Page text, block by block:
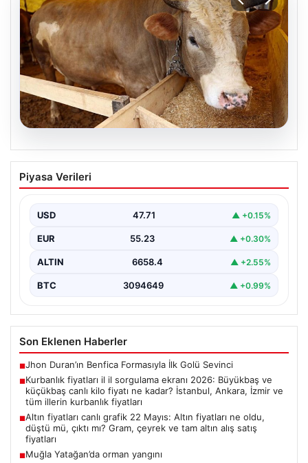
06.08.2026
Kurbanlık fiyatları il il sorgulama ekranı
2026: Büyükbaş ve küçükbaş canlı kilo
ve tüm illerin kurbanlık fiyatları
Piyasa Verileri
USD 47.71 ▲ +0.15%
EUR 55.23 ▲ +0.30%
ALTIN 6658.4 ▲ +2.55%
BTC 3094649 ▲ +0.99%
Son Eklenen Haberler
■Jhon Duran’ın Benfica Formasıyla İlk Golü Sevinci
■Kurbanlık fiyatları il il sorgulama ekranı 2026: Büyükbaş ve
küçükbaş canlı kilo fiyatı ne kadar? İstanbul, Ankara, İzmir ve
tüm illerin kurbanlık fiyatları
■Altın fiyatları canlı grafik 22 Mayıs: Altın fiyatları ne oldu,
düştü mü, çıktı mı? Gram, çeyrek ve tam altın alış satış
fiyatları
■Muğla Yatağan’da orman yangını